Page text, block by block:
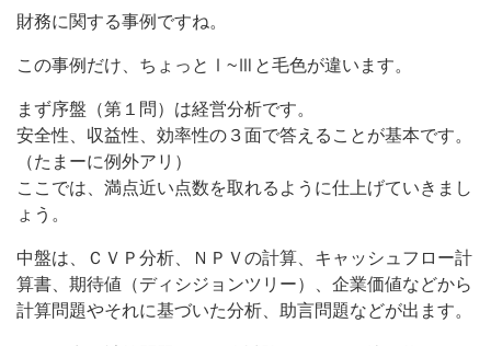
財務に関する事例ですね。
この事例だけ、ちょっとⅠ~Ⅲと毛色が違います。
まず序盤（第１問）は経営分析です。
安全性、収益性、効率性の３面で答えることが基本です。
（たまーに例外アリ）
ここでは、満点近い点数を取れるように仕上げていきまし
ょう。
中盤は、ＣＶＰ分析、ＮＰＶの計算、キャッシュフロー計
算書、期待値（ディシジョンツリー）、企業価値などから
計算問題やそれに基づいた分析、助言問題などが出ます。